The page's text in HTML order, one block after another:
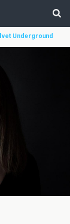
Underground